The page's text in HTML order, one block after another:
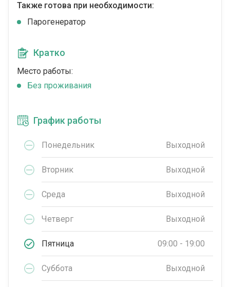
Также готова при необходимости:
Парогенератор
Кратко
Место работы:
Без проживания
График работы
Понедельник Выходной
Вторник Выходной
Среда Выходной
Четверг Выходной
Пятница 09:00 - 19:00
Суббота Выходной